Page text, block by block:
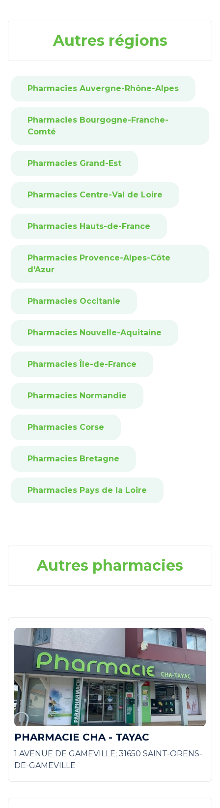
Autres régions
Pharmacies Auvergne-Rhône-Alpes
Pharmacies Bourgogne-Franche-
Comté
Pharmacies Grand-Est
Pharmacies Centre-Val de Loire
Pharmacies Hauts-de-France
Pharmacies Provence-Alpes-Côte
d'Azur
Pharmacies Occitanie
Pharmacies Nouvelle-Aquitaine
Pharmacies Île-de-France
Pharmacies Normandie
Pharmacies Corse
Pharmacies Bretagne
Pharmacies Pays de la Loire
Autres pharmacies
PHARMACIE CHA - TAYAC
1 AVENUE DE GAMEVILLE; 31650 SAINT-ORENS-
DE-GAMEVILLE